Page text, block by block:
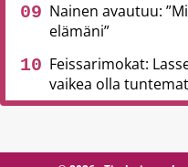
Nainen avautuu:
elämäni”
Feissarimokat:
vaikea olla